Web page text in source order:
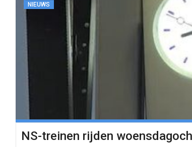
NIEUWS
NS-treinen rijden